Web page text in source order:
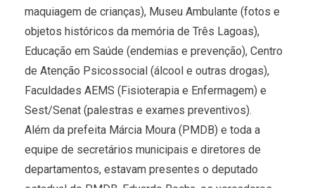
maquiagem de crianças), Museu Ambulante (fotos e
objetos históricos da memória de Três Lagoas),
Educação em Saúde (endemias e prevenção), Centro
de Atenção Psicossocial (álcool e outras drogas),
Faculdades AEMS (Fisioterapia e Enfermagem) e
Sest/Senat (palestras e exames preventivos).
Além da prefeita Márcia Moura (PMDB) e toda a
equipe de secretários municipais e diretores de
departamentos, estavam presentes o deputado